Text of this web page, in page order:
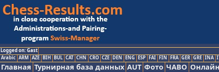
Logged on: Gast
Arabic ARM AZE BIH BUL CAT CHN CRO CZE DEN ENG ESP FAI FIN FRA GER GRE INA
Главная Турнирная база данных AUT Фото ЧАВО